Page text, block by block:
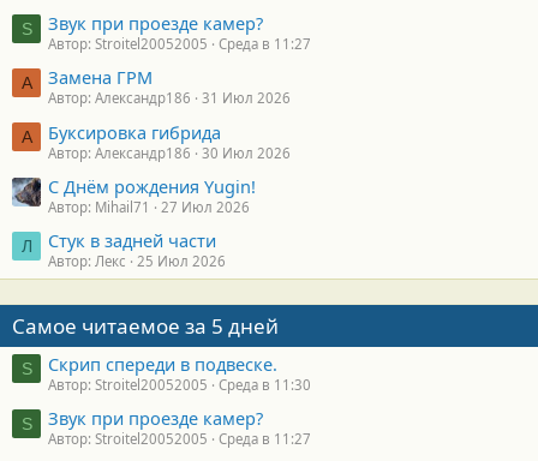
S Звук при проезде камер?
Автор: Stroitel20052005 Среда в 11:27
А Замена ГРМ
Автор: Александр186 31 Июл 2026
А Буксировка гибрида
Автор: Александр186 30 Июл 2026
С Днём рождения Yugin!
Автор: Mihail71 27 Июл 2026
Л Стук в задней части
Автор: Лекс 25 Июл 2026
Самое читаемое за 5 дней
S Скрип спереди в подвеске.
Автор: Stroitel20052005 Среда в 11:30
S Звук при проезде камер?
Автор: Stroitel20052005 Среда в 11:27